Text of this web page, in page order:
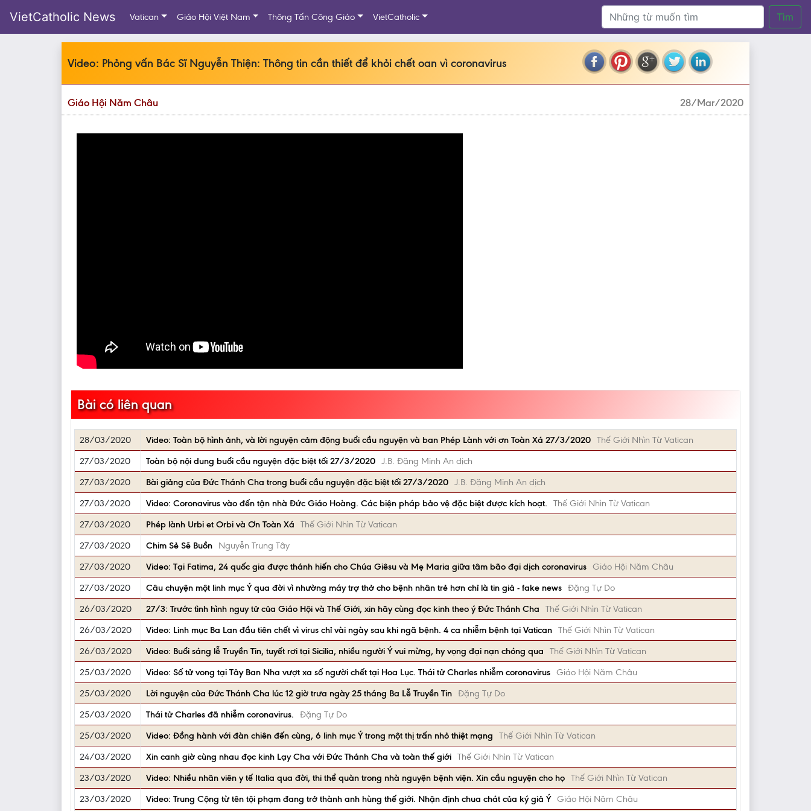
VietCatholic News Vatican Giáo Hội Việt Nam Thông Tấn Công Giáo VietCatholic Tìm
Video: Phỏng vấn Bác Sĩ Nguyễn Thiện: Thông tin cần thiết để khỏi chết oan vì coronavirus
Giáo Hội Năm Châu 28/Mar/2020
Bài có liên quan
28/03/2020 Video: Toàn bộ hình ảnh, và lời nguyện cảm động buổi cầu nguyện và ban Phép Lành với ơn Toàn Xá 27/3/2020 Thế Giới Nhìn Từ Vatican
27/03/2020
Toàn bộ nội dung buổi cầu nguyện đặc biệt tối 27/3/2020 J.B. Đặng Minh An dịch
27/03/2020
Bài giảng của Đức Thánh Cha trong buổi cầu nguyện đặc biệt tối 27/3/2020 J.B. Đặng Minh An dịch
27/03/2020
Video: Coronavirus vào đến tận nhà Đức Giáo Hoàng. Các biện pháp bảo vệ đặc biệt được kích hoạt.
Thế Giới Nhìn Từ Vatican
27/03/2020
Phép lành Urbi et Orbi và Ơn Toàn Xá
Thế Giới Nhìn Từ Vatican
27/03/2020
Chim Sẻ Sẽ Buồn
Nguyễn Trung Tây
27/03/2020
Video: Tại Fatima, 24 quốc gia được thánh hiến cho Chúa Giêsu và Mẹ Maria giữa tâm bão đại dịch coronavirus Giáo Hội Năm Châu
27/03/2020
Câu chuyện một linh mục Ý qua đời vì nhường máy trợ thở cho bệnh nhân trẻ hơn chỉ là tin giả - fake news Đặng Tự Do
26/03/2020
27/3: Trước tình hình nguy tử của Giáo Hội và Thế Giới, xin hãy cùng đọc kinh theo ý Đức Thánh Cha
Thế Giới Nhìn Từ Vatican
26/03/2020
Video: Linh mục Ba Lan đầu tiên chết vì virus chỉ vài ngày sau khi ngã bệnh. 4 ca nhiễm bệnh tại Vatican Thế Giới Nhìn Từ Vatican
26/03/2020
Video: Buổi sáng lễ Truyền Tin, tuyết rơi tại Sicilia, nhiều người Ý vui mừng, hy vọng đại nạn chóng qua
Thế Giới Nhìn Từ Vatican
25/03/2020
Video: Số tử vong tại Tây Ban Nha vượt xa số người chết tại Hoa Lục. Thái tử Charles nhiễm coronavirus Giáo Hội Năm Châu
25/03/2020
Lời nguyện của Đức Thánh Cha lúc 12 giờ trưa ngày 25 tháng Ba Lễ Truyền Tin Đặng Tự Do
25/03/2020
Thái tử Charles đã nhiễm coronavirus.
Đặng Tự Do
25/03/2020
Video: Đồng hành với đàn chiên đến cùng, 6 linh mục Ý trong một thị trấn nhỏ thiệt mạng
Thế Giới Nhìn Từ Vatican
24/03/2020
Xin canh giờ cùng nhau đọc kinh Lạy Cha với Đức Thánh Cha và toàn thế giới Thế Giới Nhìn Từ Vatican
23/03/2020
Video: Nhiều nhân viên y tế Italia qua đời, thi thể quàn trong nhà nguyện bệnh viện. Xin cầu nguyện cho họ Thế Giới Nhìn Từ Vatican
23/03/2020
Video: Trung Cộng từ tên tội phạm đang trở thành anh hùng thế giới. Nhận định chua chát của ký giả Ý Giáo Hội Năm Châu